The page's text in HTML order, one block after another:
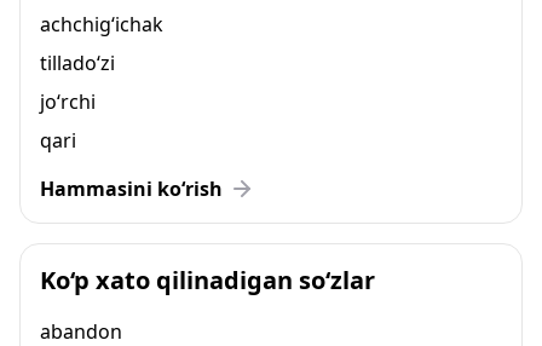
achchig‘ichak
tillado‘zi
jo‘rchi
qari
Hammasini ko‘rish
Ko‘p xato qilinadigan so‘zlar
abandon